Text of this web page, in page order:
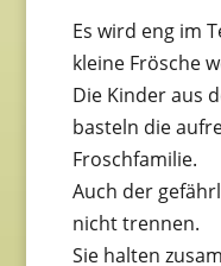
Es wird eng im
kleine Frösche
Die Kinder aus
basteln die
Froschfamilie.
Auch der
nicht trennen.
Sie halten